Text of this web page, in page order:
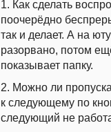
1. Как сделать
поочерёдно
так и делает. А на
разорвано, потом
показывает папку.
2. Можно ли
к следующему по
следующий не